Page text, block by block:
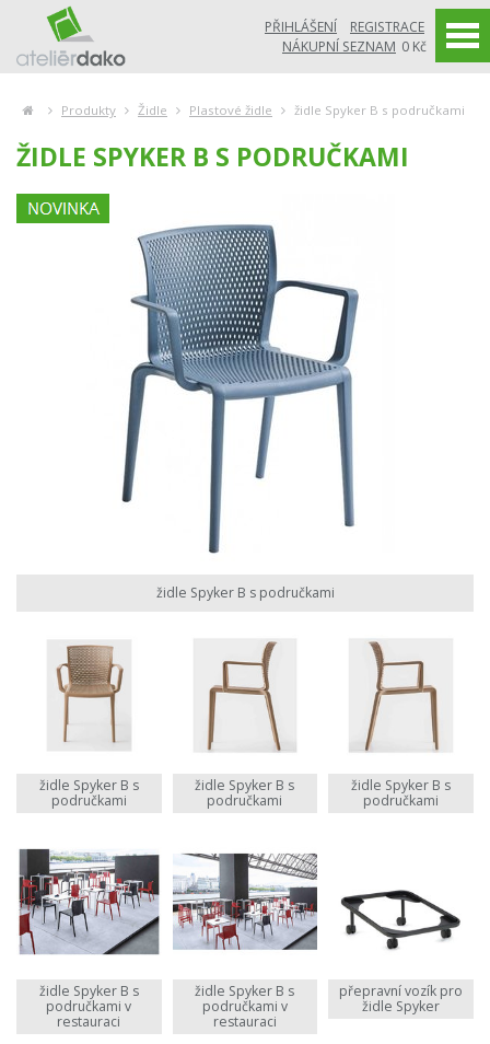
PŘIHLÁŠENÍ
REGISTRACE
NÁKUPNÍ SEZNAM 0 Kč
Produkty Židle Plastové židle židle Spyker B s područkami
ŽIDLE SPYKER B S PODRUČKAMI
židle Spyker B s područkami
židle Spyker B s
područkami
židle Spyker B s
područkami
židle Spyker B s
područkami
židle Spyker B s
područkami v
restauraci
židle Spyker B s
područkami v
restauraci
přepravní vozík pro
židle Spyker